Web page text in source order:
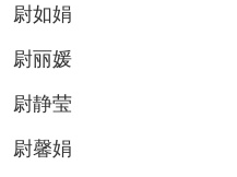
尉如娟
尉丽媛
尉静莹
尉馨娟